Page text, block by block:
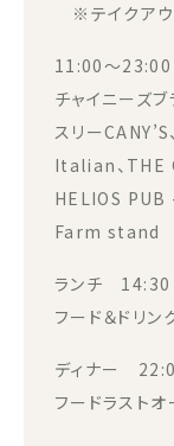
※テイクアウ
11:00～23:00
チャイニーズブ
スリー
Italian、THE
HELIOS PUB
Farm stand
ランチ 14:30
フード＆ドリン
ディナー
フードラストオ